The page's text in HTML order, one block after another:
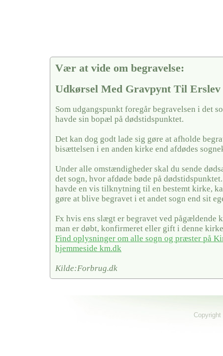
Vær at vide om begravelse:
Udkørsel Med Gravpynt Til
Som udgangspunkt foregår begravelsen i det
havde sin bopæl på dødstidspunktet.
Det kan dog godt lade sig gøre at afholde
bisættelsen i en anden kirke end afdødes
Under alle omstændigheder skal du sende
det sogn, hvor afdøde bøde på
havde en vis tilknytning til en bestemt kirke,
gøre at blive begravet i et andet sogn end sit
Fx hvis ens slægt er begravet ved pågældende
man er døbt, konfirmeret eller gift i denne
Find oplysninger om alle sogn og præster på
hjemmeside km.dk
Kilde:Forbrug.dk